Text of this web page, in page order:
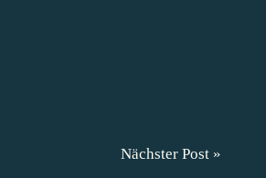
Nächster Post »